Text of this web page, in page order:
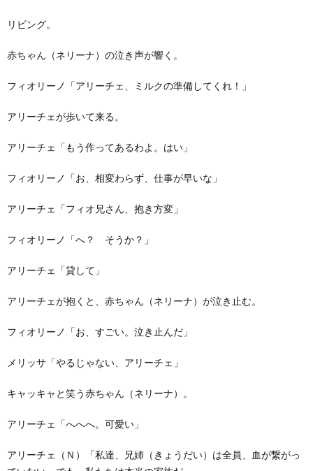
リビング。
赤ちゃん（ネリーナ）の泣き声が響く。
フィオリーノ「アリーチェ、ミルクの準備してくれ！」
アリーチェが歩いて来る。
アリーチェ「もう作ってあるわよ。はい」
フィオリーノ「お、相変わらず、仕事が早いな」
アリーチェ「フィオ兄さん、抱き方変」
フィオリーノ「へ？ そうか？」
アリーチェ「貸して」
アリーチェが抱くと、赤ちゃん（ネリーナ）が泣き止む。
フィオリーノ「お、すごい。泣き止んだ」
メリッサ「やるじゃない、アリーチェ」
キャッキャと笑う赤ちゃん（ネリーナ）。
アリーチェ「へへへ。可愛い」
アリーチェ（Ｎ）「私達、兄姉（きょうだい）は全員、血が繋がっ